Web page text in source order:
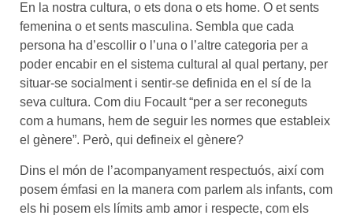
En la nostra cultura, o ets dona o ets home. O et sents
femenina o et sents masculina. Sembla que cada
persona ha d’escollir o l’una o l’altre categoria per a
poder encabir en el sistema cultural al qual pertany, per
situar-se socialment i sentir-se definida en el sí de la
seva cultura. Com diu Focault “per a ser reconeguts
com a humans, hem de seguir les normes que estableix
el gènere”. Però, qui defineix el gènere?
Dins el món de l’acompanyament respectuós, així com
posem émfasi en la manera com parlem als infants, com
els hi posem els límits amb amor i respecte, com els